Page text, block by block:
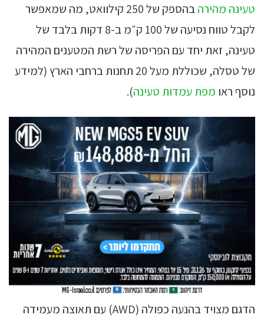
טעינה מהירה
בהספק של 250 קילוואט, מה שמאפשר
לקבל טווח נסיעה של 100 ק״מ ב-8 דקות בלבד של
טעינה, זאת יחד עם הפריסה של רשת המטענים המהירה
של טסלה, שכוללת מעל 20 תחנות ברחבי הארץ (למידע
נוסף ראו מפת עמדות טעינה).
הדגם מצויד בהנעה כפולה (AWD) עם תאוצה מעמידה